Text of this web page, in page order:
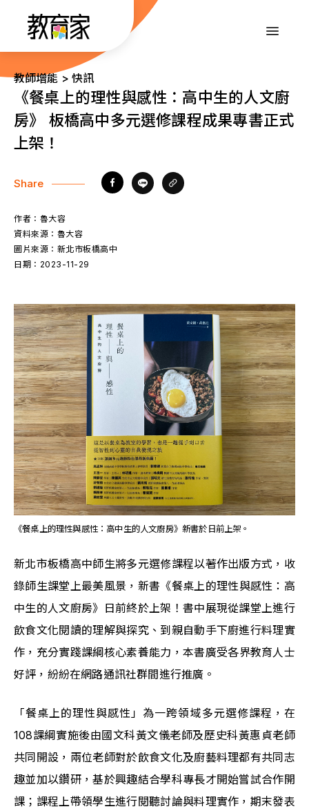
內
::: 教師增能 > 快訊
《餐桌上的理性與感性：高中生的人文廚
房》 板橋高中多元選修課程成果專書正式
上架！
Share
作者： 魯大容
資料來源： 魯大容
圖片來源： 新北市板橋高中
日期： 2023-11-29
《餐桌上的理性與感性：高中生的人文廚房》新書於日前上架。
新北市板橋高中師生將多元選修課程以著作出版方式，收
錄師生課堂上最美風景，新書《餐桌上的理性與感性：高
中生的人文廚房》日前終於上架！書中展現從課堂上進行
飲食文化閱讀的理解與探究、到親自動手下廚進行料理實
作，充分實踐課綱核心素養能力，本書廣受各界教育人士
好評，紛紛在網路通訊社群間進行推廣。
「餐桌上的理性與感性」為一跨領域多元選修課程，在
108課綱實施後由國文科黃文儀老師及歷史科黃惠貞老師
共同開設，兩位老師對於飲食文化及廚藝料理都有共同志
趣並加以鑽研，基於興趣結合學科專長才開始嘗試合作開
課；課程上帶領學生進行閱聽討論與料理實作，期末發表